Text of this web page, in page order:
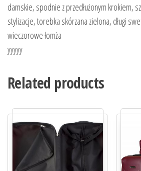
damskie, spodnie z przedłużonym krokiem,
stylizacje, torebka skórzana zielona, długi
wieczorowe łomża
yyyyy
Related products